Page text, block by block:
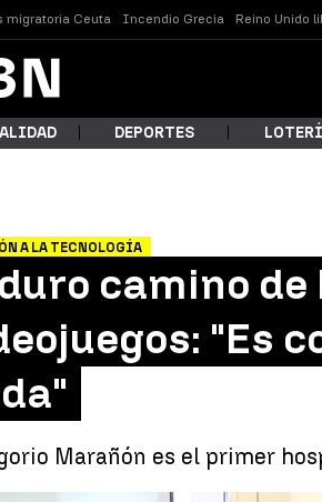
migratoria Ceuta Incendio Grecia Reino Unido
¿Qué
Buscar
DEPORTES
A LA TECNOLOGÍA
camino
"Es
Marañón es el primer